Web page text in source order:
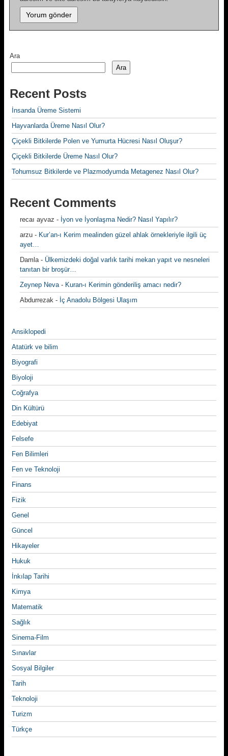
Ara
Ara
Recent Posts
İnsanda Üreme Sistemi
Hayvanlarda Üreme Nasıl Olur?
Çiçekli Bitkilerde Polen ve Yumurta Hücresi Nasıl Oluşur?
Çiçekli Bitkilerde Üreme Nasıl Olur?
Tohumsuz Bitkilerde ve Plazmodyumda Metagenez Nasıl Olur?
Recent Comments
recaı ayvaz - İyon ve İyonlaşma Nedir? Nasıl Yapılır?
arzu - Kur’an-ı Kerim mealinden güzel ahlak örnekleriyle ilgili üç
ayet…
Damla- Ülkemizdeki doğal varlık tarihi mekan yapıt ve nesneleri
tanıtan bir broşür…
Zeynep Neva- Kuran-ı Kerimin gönderiliş amacı nedir?
Abdurrezak - İç Anadolu Bölgesi Ulaşım
Ansiklopedi
Atatürk ve bilim
Biyografi
Biyoloji
Coğrafya
Din Kültürü
Edebiyat
Felsefe
Fen Bilimleri
Fen ve Teknoloji
Finans
Fizik
Genel
Güncel
Hikayeler
Hukuk
İnkılap Tarihi
Kimya
Matematik
Sağlık
Sinema-Film
Sınavlar
Sosyal Bilgiler
Tarih
Teknoloji
Turizm
Türkçe